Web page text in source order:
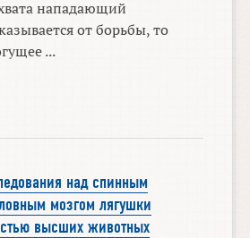
нападающий
от борьбы, то
...
над спинным
мозгом лягушки
высших животных